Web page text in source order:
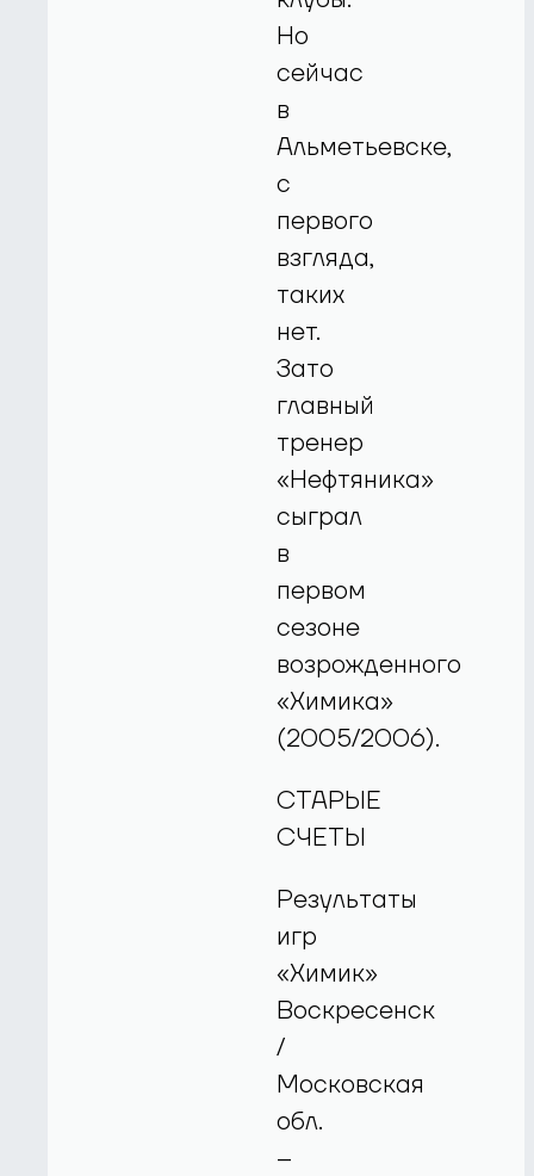
Но
сейчас
в
Альметьевске,
с
первого
взгляда,
таких
нет.
Зато
главный
тренер
«Нефтяника»
сыграл
в
первом
сезоне
возрожденного
«Химика»
(2005/2006).
СТАРЫЕ
СЧЕТЫ
Результаты
игр
«Химик»
Воскресенск
/
Московская
обл.
–